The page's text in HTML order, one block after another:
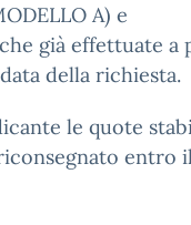
A) e
già effettuate a
della richiesta.
le quote
entro